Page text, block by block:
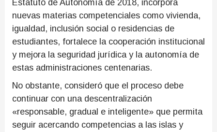
Estatuto de Autonomía de 2018, incorpora
nuevas materias competenciales como vivienda,
igualdad, inclusión social o residencias de
estudiantes, fortalece la cooperación institucional
y mejora la seguridad jurídica y la autonomía de
estas administraciones centenarias.
No obstante, consideró que el proceso debe
continuar con una descentralización
«responsable, gradual e inteligente» que permita
seguir acercando competencias a las islas y